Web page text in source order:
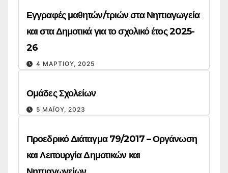
Εγγραφές μαθητών/τριών στα Νηπιαγωγεία
και στα Δημοτικά για το σχολικό έτος 2025-
26
4 ΜΑΡΤΊΟΥ, 2025
Ομάδες Σχολείων
5 ΜΑΪ́ΟΥ, 2023
Προεδρικό Διάταγμα 79/2017 – Οργάνωση
και Λειτουργία Δημοτικών και